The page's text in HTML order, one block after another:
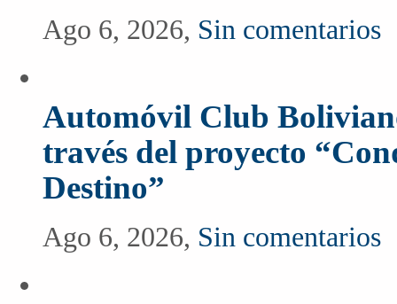
Ago 6, 2026, Sin comentarios
Automóvil Club
través del proyecto
Destino”
Ago 6, 2026, Sin comentarios